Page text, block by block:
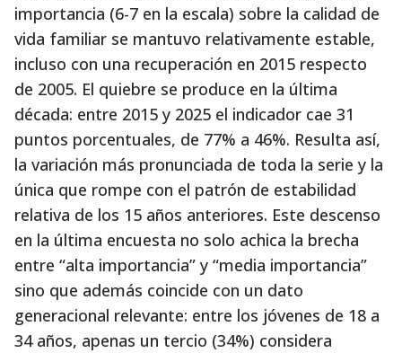
importancia (6-7 en la escala) sobre la calidad de
vida familiar se mantuvo relativamente estable,
incluso con una recuperación en 2015 respecto
de 2005. El quiebre se produce en la última
década: entre 2015 y 2025 el indicador cae 31
puntos porcentuales, de 77% a 46%. Resulta así,
la variación más pronunciada de toda la serie y la
única que rompe con el patrón de estabilidad
relativa de los 15 años anteriores. Este descenso
en la última encuesta no solo achica la brecha
entre “alta importancia” y “media importancia”
sino que además coincide con un dato
generacional relevante: entre los jóvenes de 18 a
34 años, apenas un tercio (34%) considera